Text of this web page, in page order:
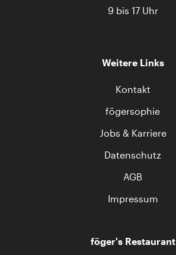
9 bis 17 Uhr
Weitere Links
Kontakt
fögersophie
Jobs & Karriere
Datenschutz
AGB
Impressum
föger's Restaurant